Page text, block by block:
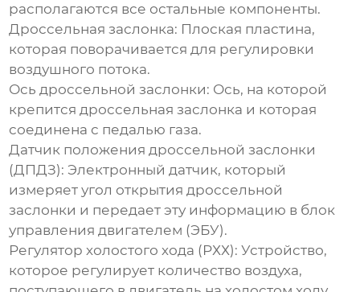
располагаются все остальные компоненты.
Дроссельная заслонка: Плоская пластина,
которая поворачивается для регулировки
воздушного потока.
Ось дроссельной заслонки: Ось, на которой
крепится дроссельная заслонка и которая
соединена с педалью газа.
Датчик положения дроссельной заслонки
(ДПДЗ): Электронный датчик, который
измеряет угол открытия дроссельной
заслонки и передает эту информацию в блок
управления двигателем (ЭБУ).
Регулятор холостого хода (РХХ): Устройство,
которое регулирует количество воздуха,